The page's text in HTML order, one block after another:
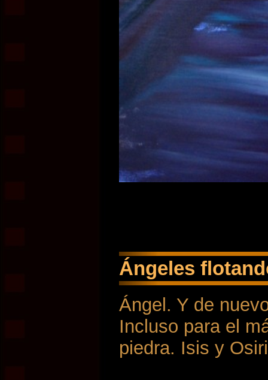
Ángeles
Ángel. Y de
Incluso para el
piedra. Isis y